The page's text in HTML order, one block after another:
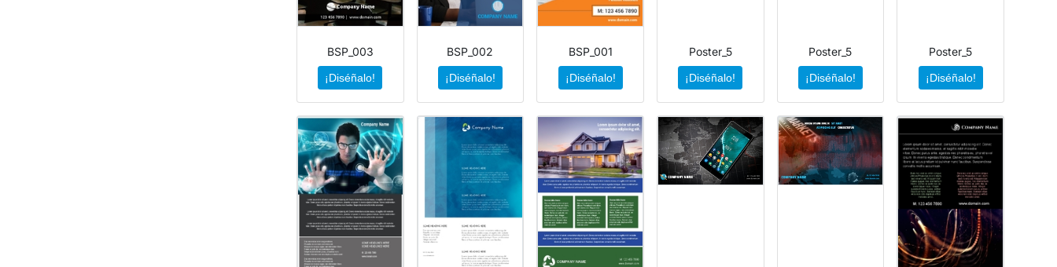
BSP_003
¡Diséñalo!
BSP_002
¡Diséñalo!
BSP_001
¡Diséñalo!
Poster_5
¡Diséñalo!
Poster_5
¡Diséñalo!
Poster_5
¡Diséñalo!